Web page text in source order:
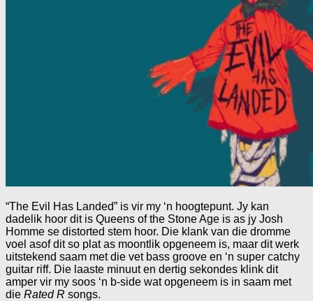
“The Evil Has Landed” is vir my ‘n hoogtepunt. Jy kan
dadelik hoor dit is Queens of the Stone Age is as jy Josh
Homme se distorted stem hoor. Die klank van die dromme
voel asof dit so plat as moontlik opgeneem is, maar dit werk
uitstekend saam met die vet bass groove en ‘n super catchy
guitar riff. Die laaste minuut en dertig sekondes klink dit
amper vir my soos ‘n b-side wat opgeneem is in saam met
die Rated R songs.